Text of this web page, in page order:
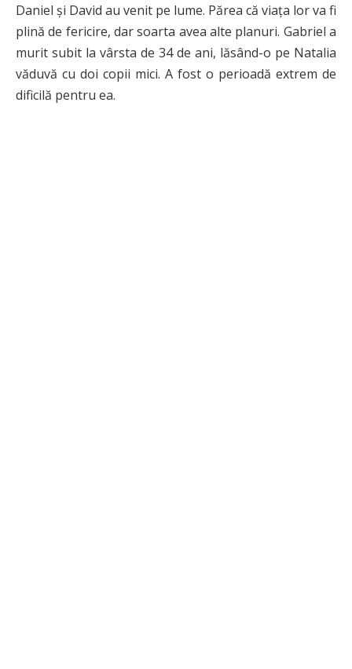
Daniel și David au venit pe lume. Părea că viața lor va fi
plină de fericire, dar soarta avea alte planuri. Gabriel a
murit subit la vârsta de 34 de ani, lăsând-o pe Natalia
văduvă cu doi copii mici. A fost o perioadă extrem de
dificilă pentru ea.